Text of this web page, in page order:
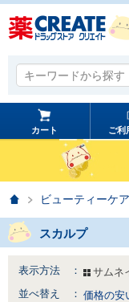
キーワードから探す
キーワードから探す
カート ご利
ホームビューティーケア
スカルプ
表示方法 ： サムネ
並べ替え ： 価格の安